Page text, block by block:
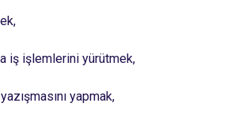
iş işlemlerini yürütmek,
yapmak,